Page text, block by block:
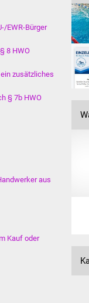
EWR-Bürger
8 HWO
zusätzliches
§ 7b HWO
aus
Kauf oder